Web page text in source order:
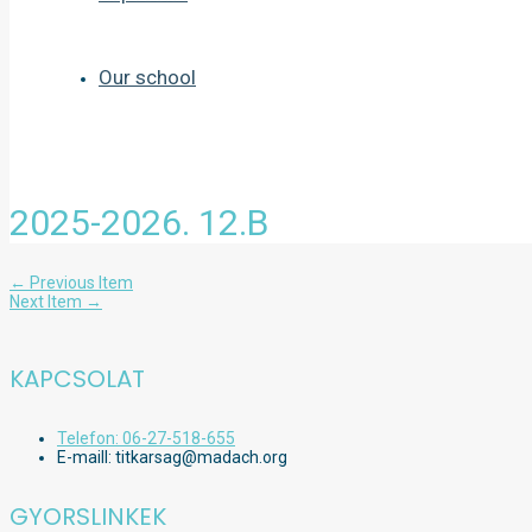
Our school
2025-2026. 12.B
Bejegyzés
navigáció
← Previous Item
Next Item →
KAPCSOLAT
Telefon: 06-27-518-655
E-maill: titkarsag@madach.org
GYORSLINKEK